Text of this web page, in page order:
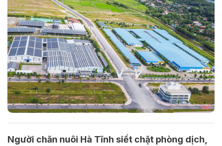
Người chăn nuôi Hà Tĩnh siết chặt phòng dịch,